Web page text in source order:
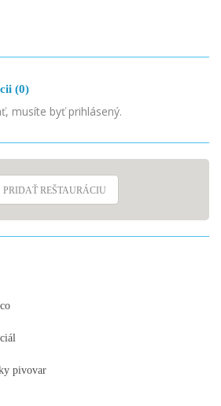
(0)
musíte byť prihlásený.
PRIDAŤ REŠTAURÁCIU
pivovar